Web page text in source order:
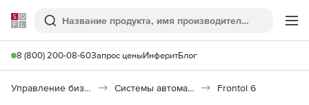
Softline
Поиск
8 (800) 200-08-60Запрос ценыИнферитБлог
Управление бизнесом, CRM/ERP Системы автоматизации Frontol 6